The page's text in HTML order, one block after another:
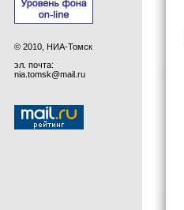
© 2010, НИА-Томск
эл. почта:
nia.tomsk@mail.ru